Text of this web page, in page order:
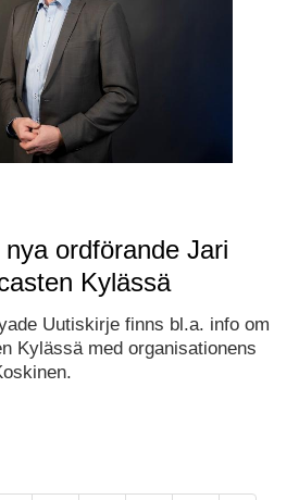
ordförande Jari
Kylässä
Uutiskirje finns bl.a. info om
Kylässä med organisationens